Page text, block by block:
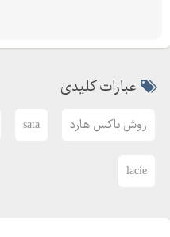
عبارات کلیدی
روش باکس هارد sata
lacie